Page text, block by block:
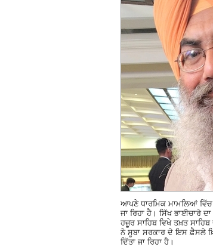
ਆਪਣੇ ਧਾਰਮਿਕ ਮਾਮਲਿਆਂ
ਜਾ ਰਿਹਾ ਹੈ। ਸਿੱਖ ਭਾਈਚਾਰੇ
ਹਜ਼ੂਰ ਸਾਹਿਬ ਵਿਖੇ ਤਖ਼ਤ
ਨੇ ਸੂਬਾ ਸਰਕਾਰ ਦੇ ਇਸ ਫ਼ੈਸਲੇ
ਦਿੱਤਾ ਜਾ ਰਿਹਾ ਹੈ।